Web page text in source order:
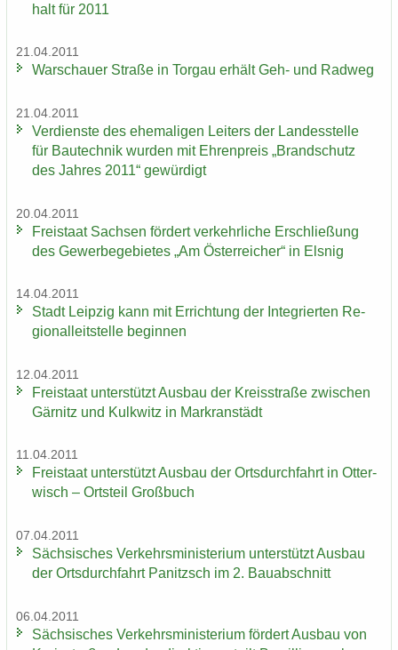
halt für 2011
21.04.2011
War­schau­er Stra­ße in Tor­gau er­hält Geh- und Rad­weg
21.04.2011
Ver­diens­te des ehe­ma­li­gen Lei­ters der Lan­des­stel­le
für Bau­tech­nik wur­den mit Eh­ren­preis „Brand­schutz
des Jah­res 2011“ ge­wür­digt
20.04.2011
Frei­staat Sach­sen för­dert ver­kehr­li­che Er­schlie­ßung
des Ge­wer­be­ge­bie­tes „Am Ös­ter­rei­cher“ in Els­nig
14.04.2011
Stadt Leip­zig kann mit Er­rich­tung der In­te­grier­ten Re­
gio­nal­leit­stel­le be­gin­nen
12.04.2011
Frei­staat un­ter­stützt Aus­bau der Kreis­stra­ße zwi­schen
Gär­nitz und Kulk­witz in Markran­städt
11.04.2011
Frei­staat un­ter­stützt Aus­bau der Orts­durch­fahrt in Ot­ter­
wisch – Orts­teil Groß­buch
07.04.2011
Säch­si­sches Ver­kehrs­mi­nis­te­ri­um un­ter­stützt Aus­bau
der Orts­durch­fahrt Pa­nitzsch im 2. Bau­ab­schnitt
06.04.2011
Säch­si­sches Ver­kehrs­mi­nis­te­ri­um för­dert Aus­bau von